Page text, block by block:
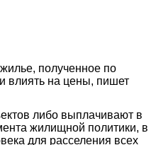
полученное по
влиять на цены, пишет
либо выплачивают в
жилищной политики, в
для расселения всех